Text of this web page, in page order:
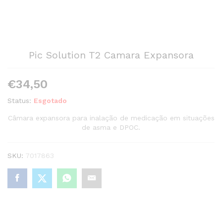
Pic Solution T2 Camara Expansora
€34,50
Status: Esgotado
Câmara expansora para inalação de medicação em situações
de asma e DPOC.
SKU: 7017863